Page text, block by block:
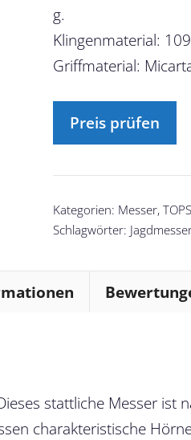
g.
Klingenmaterial:
Griffmaterial:
Preis prüfen
Kategorien: Messer,
Schlagwörter:
stattliche Messer ist
charakteristische